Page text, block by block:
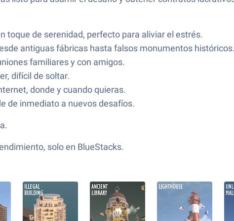
toque de serenidad, perfecto para aliviar el estrés.
antiguas fábricas hasta falsos monumentos
familiares y con amigos.
difícil de soltar.
donde y cuando quieras.
de inmediato a nuevos desafíos.
solo en BlueStacks.